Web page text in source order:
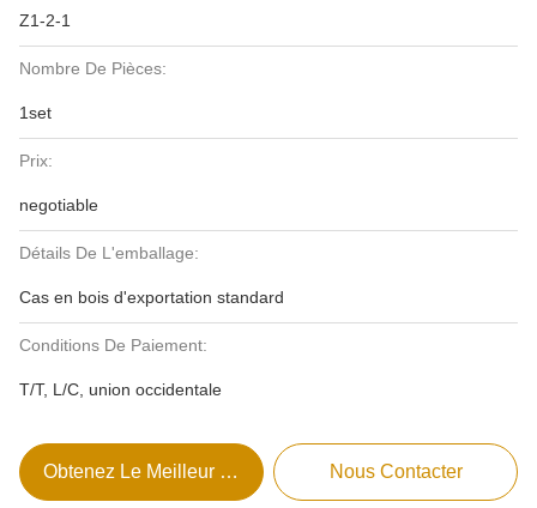
Z1-2-1
Nombre De Pièces:
1set
Prix:
negotiable
Détails De L'emballage:
Cas en bois d'exportation standard
Conditions De Paiement:
T/T, L/C, union occidentale
Obtenez Le Meilleur Prix Nous Contacter